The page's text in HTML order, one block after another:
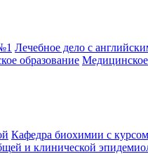
Лечебное дело с
образование
Кафедра биохимии с
и клинической